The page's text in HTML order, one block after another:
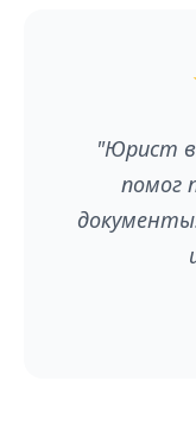
"Юрист
помог